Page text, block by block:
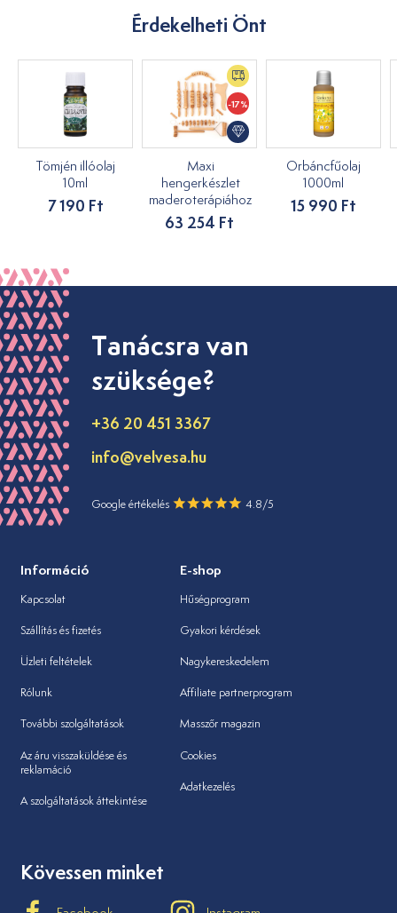
Érdekelheti Önt
Tömjén illóolaj
10ml
7 190 Ft
-17%
Maxi
hengerkészlet
maderoterápiához
63 254 Ft
Orbáncfűolaj
1000ml
15 990 Ft
Tanácsra van
szüksége?
+36 20 451 3367
info@velvesa.hu
Google értékelés 4.8/5
Információ
Kapcsolat
Szállítás és fizetés
Üzleti feltételek
Rólunk
További szolgáltatások
Az áru visszaküldése és
reklamáció
A szolgáltatások áttekintése
E-shop
Hűségprogram
Gyakori kérdések
Nagykereskedelem
Affiliate partnerprogram
Masszőr magazin
Cookies
Adatkezelés
Kövessen minket